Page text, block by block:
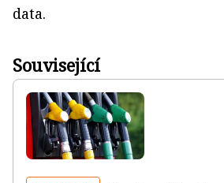
data.
Související